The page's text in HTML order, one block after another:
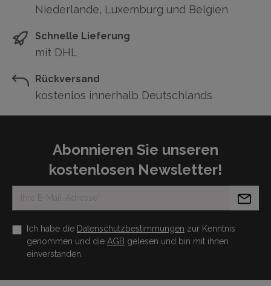
Niederlande, Luxemburg und Belgien
Schnelle Lieferung
mit DHL
Rückversand
kostenlos innerhalb Deutschlands
Abonnieren Sie unseren
kostenlosen Newsletter!
Ich habe die Datenschutzbestimmungen zur Kenntnis
genommen und die AGB gelesen und bin mit ihnen
einverstanden.